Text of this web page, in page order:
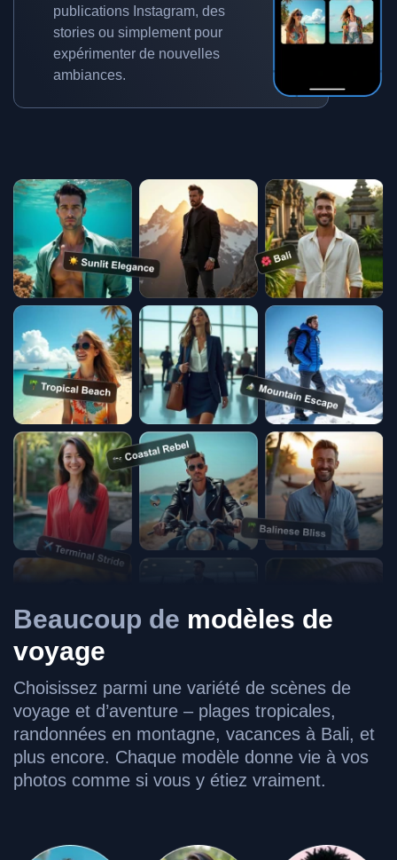
publications Instagram, des
stories ou simplement pour
expérimenter de nouvelles
ambiances.
Beaucoup de modèles de
voyage
Choisissez parmi une variété de scènes de
voyage et d’aventure – plages tropicales,
randonnées en montagne, vacances à Bali, et
plus encore. Chaque modèle donne vie à vos
photos comme si vous y étiez vraiment.